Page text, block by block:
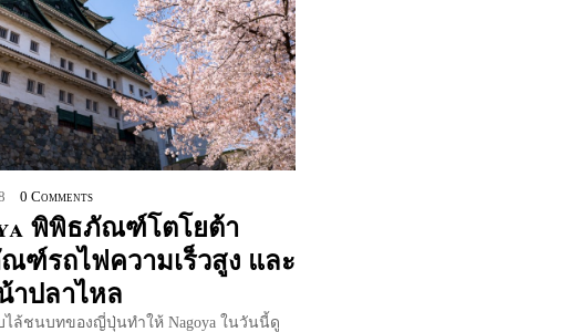
0 Comments
พิพิธภัณฑ์โตโยต้า
ฑ์รถไฟความเร็วสูง และ
าปลาไหล
ไล้ชนบทของญี่ปุ่นทำให้ Nagoya ในวันนี้ดู